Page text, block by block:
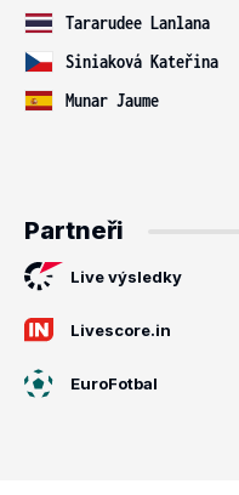
Tararudee Lanlana
Siniaková Kateřina
Munar Jaume
Partneři
Live výsledky
Livescore.in
EuroFotbal